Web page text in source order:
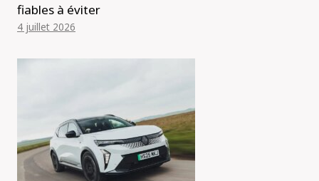
fiables à éviter
4 juillet 2026